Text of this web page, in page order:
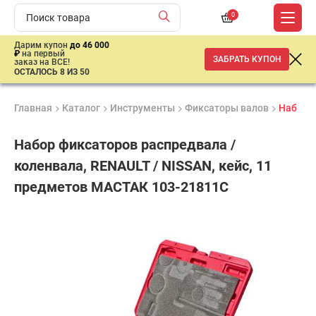
0
Дарим купон до 46 000
₽ на первый
заказ на ВСЕ!
ОСТАЛОСЬ 8 ИЗ 50
ЗАБРАТЬ КУПОН
Главная Каталог Инструменты Фиксаторы валов Набор
Набор фиксаторов распредвала /
коленвала, RENAULT / NISSAN, кейс, 11
предметов МАСТАК 103-21811C
1 год